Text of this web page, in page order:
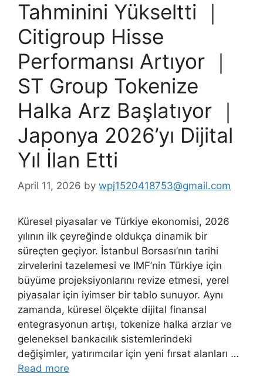
Tahminini Yükseltti ｜
Citigroup Hisse
Performansı Artıyor ｜
ST Group Tokenize
Halka Arz Başlatıyor ｜
Japonya 2026’yı Dijital
Yıl İlan Etti
April 11, 2026 by wpj1520418753@gmail.com
Küresel piyasalar ve Türkiye ekonomisi, 2026
yılının ilk çeyreğinde oldukça dinamik bir
süreçten geçiyor. İstanbul Borsası’nın tarihi
zirvelerini tazelemesi ve IMF’nin Türkiye için
büyüme projeksiyonlarını revize etmesi, yerel
piyasalar için iyimser bir tablo sunuyor. Aynı
zamanda, küresel ölçekte dijital finansal
entegrasyonun artışı, tokenize halka arzlar ve
geleneksel bankacılık sistemlerindeki
değişimler, yatırımcılar için yeni fırsat alanları …
Read more